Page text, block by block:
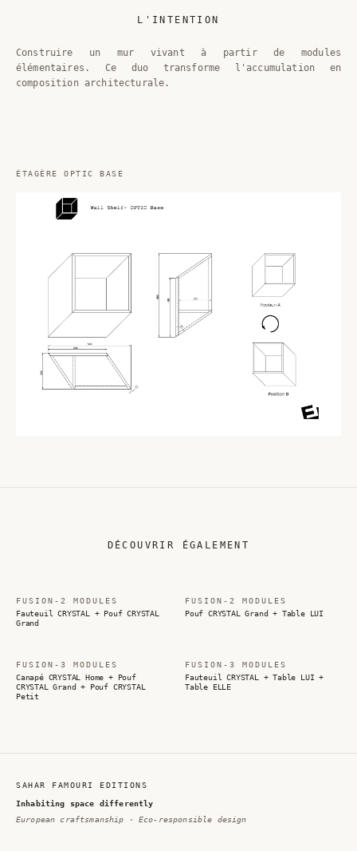
L'INTENTION
Construire un mur vivant à partir de modules
élémentaires. Ce duo transforme l'accumulation en
composition architecturale.
ÉTAGÈRE OPTIC BASE
DÉCOUVRIR ÉGALEMENT
FUSION-2 MODULES
Fauteuil CRYSTAL + Pouf CRYSTAL
Grand
FUSION-2 MODULES
Pouf CRYSTAL Grand + Table LUI
FUSION-3 MODULES
Canapé CRYSTAL Home + Pouf
CRYSTAL Grand + Pouf CRYSTAL
Petit
FUSION-3 MODULES
Fauteuil CRYSTAL + Table LUI +
Table ELLE
SAHAR FAMOURI EDITIONS
Inhabiting space differently
European craftsmanship · Eco-responsible design